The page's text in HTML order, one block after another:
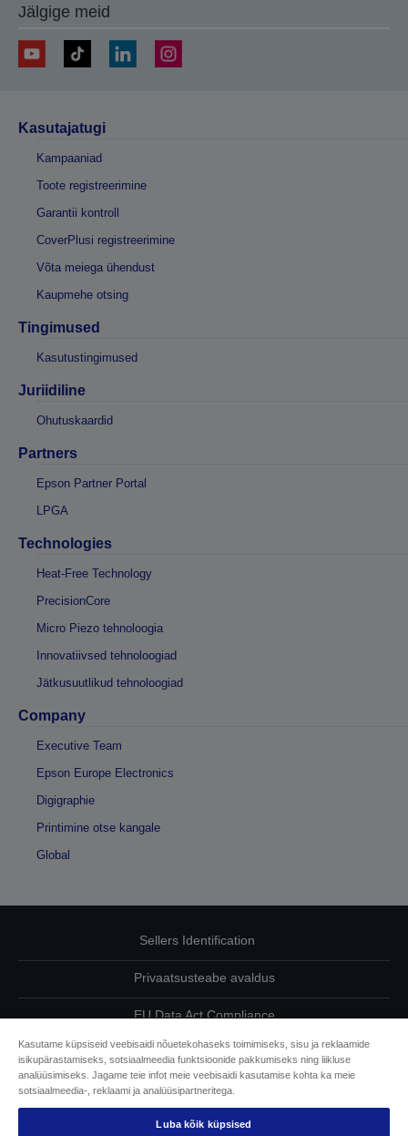
Jälgige meid
Kasutajatugi
Kampaaniad
Toote registreerimine
Garantii kontroll
CoverPlusi registreerimine
Võta meiega ühendust
Kaupmehe otsing
Tingimused
Kasutustingimused
Juriidiline
Ohutuskaardid
Partners
Epson Partner Portal
LPGA
Technologies
Heat-Free Technology
PrecisionCore
Micro Piezo tehnoloogia
Innovatiivsed tehnoloogiad
Jätkusuutlikud tehnoloogiad
Company
Executive Team
Epson Europe Electronics
Digigraphie
Printimine otse kangale
Global
Sellers Identification
Privaatsusteabe avaldus
EU Data Act Compliance
Võtke meiega oma andmete osas ühendust
Cookie Information
Epsoni pühendumine juurdepääsetavusele
Kasutame küpsiseid veebisaidi nõuetekohaseks toimimiseks, sisu ja reklaamide
isikupärastamiseks, sotsiaalmeedia funktsioonide pakkumiseks ning liikluse
analüüsimiseks. Jagame teie infot meie veebisaidi kasutamise kohta ka meie
sotsiaalmeedia-, reklaami ja analüüsipartneritega.
Luba kõik küpsised